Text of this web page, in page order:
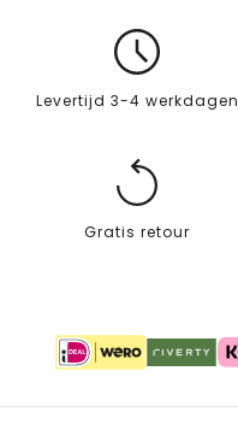
Levertijd 3-4 werkdagen
Gratis retour